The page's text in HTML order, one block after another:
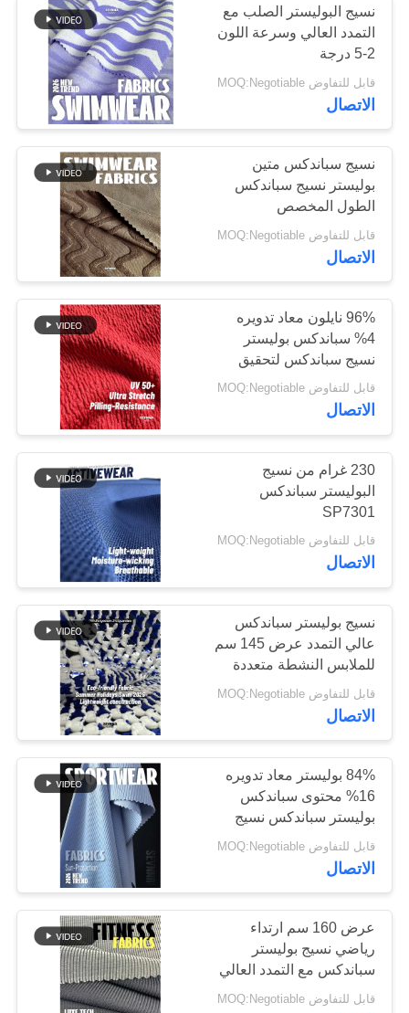
اتصل
أخبار
حالات
خريطة
الموقع
PRIVACY
POLICY
أقمشة ليكرا المعاد
تدويرها
72
نسيج Repreve
64
الايكولوجية ودية
ملابس السباحة
النسيج
105
نسيج محبوك
170
نسيج ملابس اليوغا
164
نسيج البوليستر الصلب مع
التمدد العالي وسرعة اللون
2-5 درجة
قابل للتفاوض MOQ:Negotiable
الاتصال
نسيج سباندكس متين
بوليستر نسيج سباندكس
الطول المخصص
قابل للتفاوض MOQ:Negotiable
الاتصال
96% نايلون معاد تدويره
4% سباندكس بوليستر
نسيج سباندكس لتحقيق
أداء صديق للبيئة
قابل للتفاوض MOQ:Negotiable
الاتصال
230 غرام من نسيج
البوليستر سباندكس
SP7301
قابل للتفاوض MOQ:Negotiable
الاتصال
نسيج بوليستر سباندكس
عالي التمدد عرض 145 سم
للملابس النشطة متعددة
الاستخدامات
قابل للتفاوض MOQ:Negotiable
الاتصال
84% بوليستر معاد تدويره
16% محتوى سباندكس
بوليستر سباندكس نسيج
لون مخصص لمتطلباتك
قابل للتفاوض MOQ:Negotiable
الاتصال
عرض 160 سم ارتداء
رياضي نسيج بوليستر
سباندكس مع التمدد العالي
قابل للتفاوض MOQ:Negotiable